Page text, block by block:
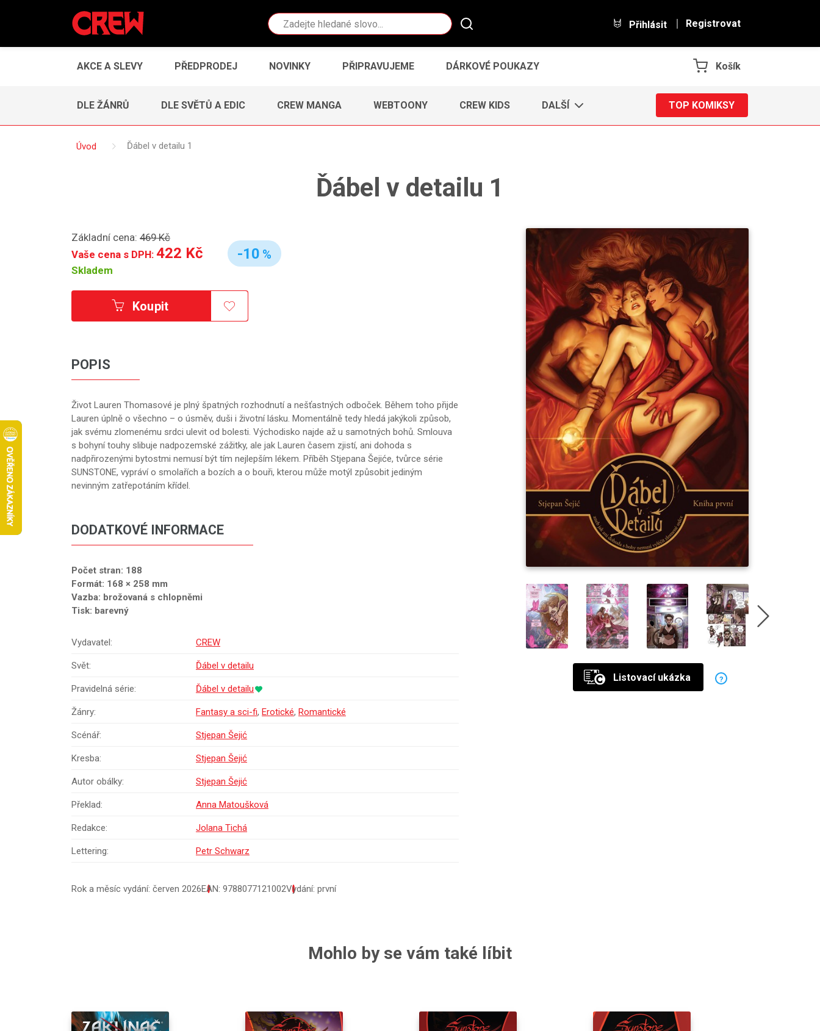
Vyhledávání Přihlásit Registrovat
AKCE A SLEVY PŘEDPRODEJ NOVINKY PŘIPRAVUJEME DÁRKOVÉ POUKAZY Košík
DLE ŽÁNRŮ DLE SVĚTŮ A EDIC CREW MANGA WEBTOONY CREW KIDS DALŠÍ TOP KOMIKSY
Úvod Ďábel v detailu 1
Ďábel v detailu 1
Základní cena: 469 Kč
Vaše cena s DPH: 422 Kč
Skladem
-10 %
Koupit
POPIS
Život Lauren Thomasové je plný špatných rozhodnutí a nešťastných odboček. Během toho přijde
Lauren úplně o všechno – o úsměv, duši i životní lásku. Momentálně tedy hledá jakýkoli způsob,
jak svému zlomenému srdci ulevit od bolesti. Východisko najde až u samotných bohů. Smlouva
s bohyní touhy slibuje nadpozemské zážitky, ale jak Lauren časem zjistí, ani dohoda s
nadpřirozenými bytostmi nemusí být tím nejlepším lékem. Příběh Stjepana Šejiće, tvůrce série
SUNSTONE, vypráví o smolařích a bozích a o bouři, kterou může motýl způsobit jediným
nevinným zatřepotáním křídel.
DODATKOVÉ INFORMACE
Počet stran: 188
Formát: 168 × 258 mm
Vazba: brožovaná s chlopněmi
Tisk: barevný
Vydavatel: CREW
Svět: Ďábel v detailu
Pravidelná série: Ďábel v detailu
Žánry: Fantasy a sci-fi, Erotické, Romantické
Scénář: Stjepan Šejić
Kresba: Stjepan Šejić
Autor obálky: Stjepan Šejić
Překlad: Anna Matoušková
Redakce: Jolana Tichá
Lettering: Petr Schwarz
Rok a měsíc vydání: červen 2026EAN: 9788077121002Vydání: první
Listovací ukázka ?
Mohlo by se vám také líbit